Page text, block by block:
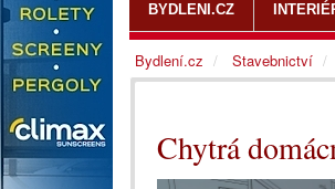
Chytrá
BYDLENI.CZ
Bydlení.cz Stavebnictví